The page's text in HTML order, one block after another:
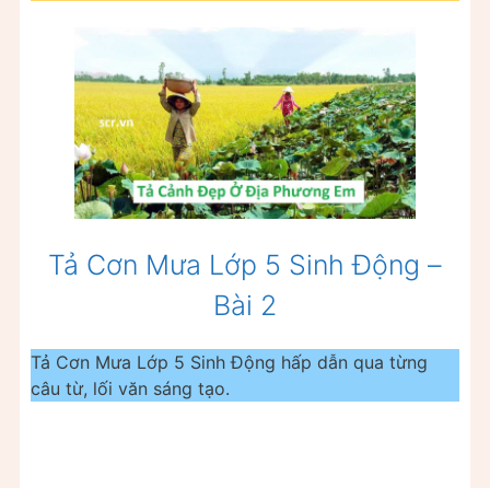
Tả Cơn Mưa Lớp 5 Sinh Động –
Bài 2
Tả Cơn Mưa Lớp 5 Sinh Động hấp dẫn qua từng
câu từ, lối văn sáng tạo.